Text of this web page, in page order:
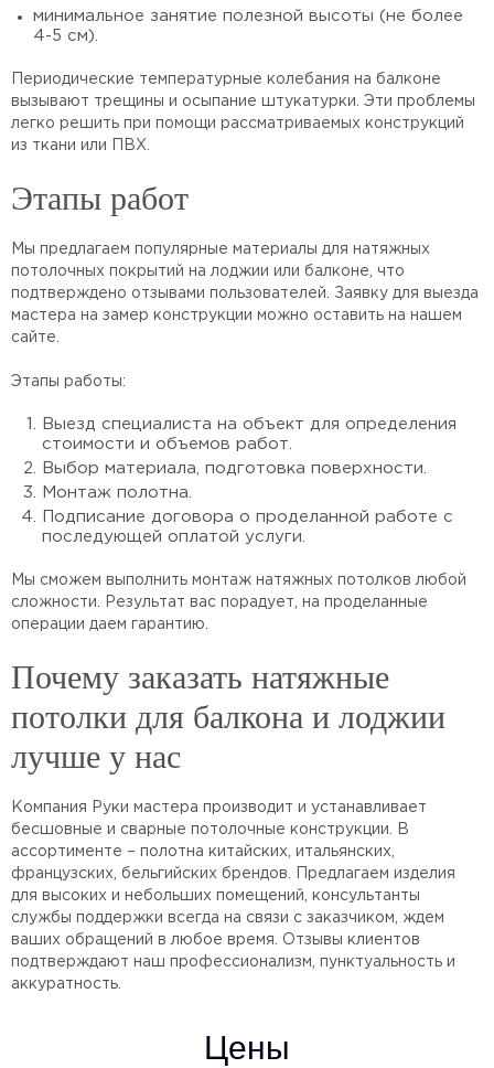
минимальное занятие полезной высоты (не более
4-5 см).
Периодические температурные колебания на балконе
вызывают трещины и осыпание штукатурки. Эти проблемы
легко решить при помощи рассматриваемых конструкций
из ткани или ПВХ.
Этапы работ
Мы предлагаем популярные материалы для натяжных
потолочных покрытий на лоджии или балконе, что
подтверждено отзывами пользователей. Заявку для выезда
мастера на замер конструкции можно оставить на нашем
сайте.
Этапы работы:
Выезд специалиста на объект для определения
стоимости и объемов работ.
Выбор материала, подготовка поверхности.
Монтаж полотна.
Подписание договора о проделанной работе с
последующей оплатой услуги.
Мы сможем выполнить монтаж натяжных потолков любой
сложности. Результат вас порадует, на проделанные
операции даем гарантию.
Почему заказать натяжные
потолки для балкона и лоджии
лучше у нас
Компания Руки мастера производит и устанавливает
бесшовные и сварные потолочные конструкции. В
ассортименте – полотна китайских, итальянских,
французских, бельгийских брендов. Предлагаем изделия
для высоких и небольших помещений, консультанты
службы поддержки всегда на связи с заказчиком, ждем
ваших обращений в любое время. Отзывы клиентов
подтверждают наш профессионализм, пунктуальность и
аккуратность.
Цены